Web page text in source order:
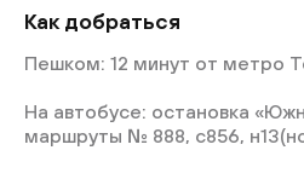
Как добраться
Пешком: 12 минут от метро
На автобусе: остановка
маршруты № 888, с856,